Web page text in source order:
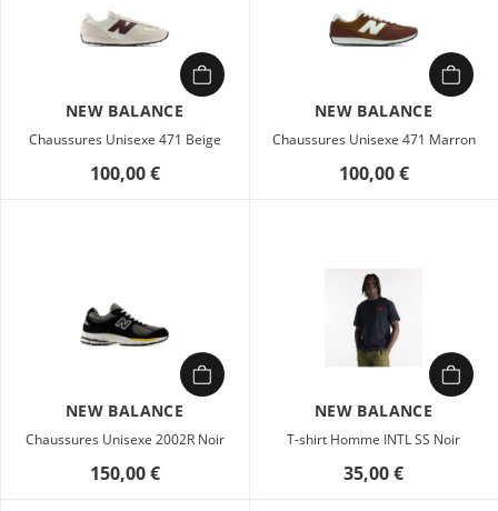
NEW BALANCE
Chaussures Unisexe 471 Beige
100,00 €
NEW BALANCE
Chaussures Unisexe 471 Marron
100,00 €
NEW BALANCE
Chaussures Unisexe 2002R Noir
150,00 €
NEW BALANCE
T-shirt Homme INTL SS Noir
35,00 €